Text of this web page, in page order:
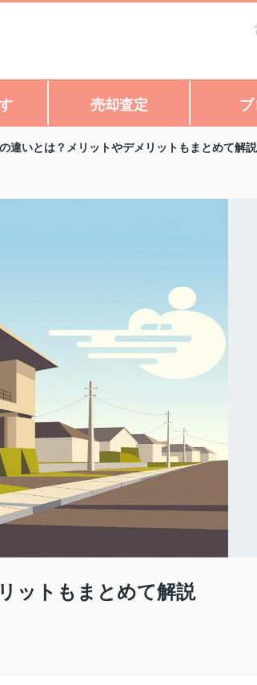
売却査定
違いとは？メリットやデメリットもまとめて解説
ットもまとめて解説